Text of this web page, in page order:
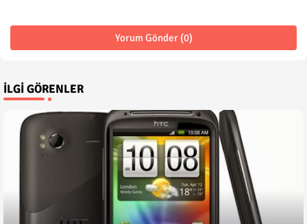
Yorum Gönder (0)
İLGI GÖRENLER